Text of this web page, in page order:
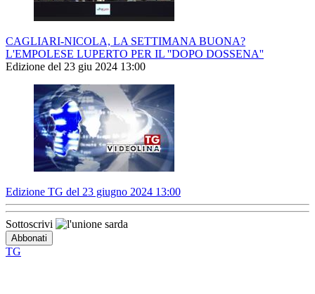
CAGLIARI-NICOLA, LA SETTIMANA BUONA?
L'EMPOLESE LUPERTO PER IL ''DOPO DOSSENA''
Edizione del 23 giu 2024 13:00
Edizione TG del 23 giugno 2024 13:00
Sottoscrivi
TG